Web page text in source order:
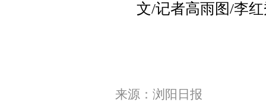
文/记者高雨图/李
来源：浏阳日报